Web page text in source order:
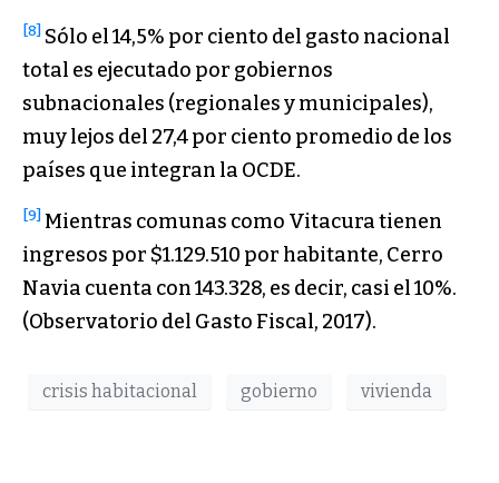
[8] Sólo el 14,5% por ciento del gasto nacional
total es ejecutado por gobiernos
subnacionales (regionales y municipales),
muy lejos del 27,4 por ciento promedio de los
países que integran la OCDE.
[9] Mientras comunas como Vitacura tienen
ingresos por $1.129.510 por habitante, Cerro
Navia cuenta con 143.328, es decir, casi el 10%.
(Observatorio del Gasto Fiscal, 2017).
crisis habitacional gobierno vivienda